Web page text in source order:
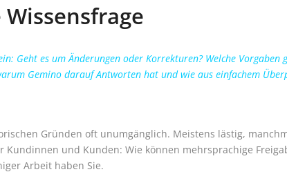
Geht es um Änderungen oder Korrekturen? Welche Vorgaben
Gemino darauf Antworten hat und wie aus einfachem
Gründen oft unumgänglich. Meistens lästig,
und Kunden: Wie können mehrsprachige
Arbeit haben Sie.